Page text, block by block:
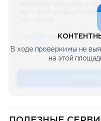
Делитесь скринами в
За 7 дней традиционно
🔥 75 👍🏻 487 ❤️ 875 🥴
В ходе проверки мы не
на этой